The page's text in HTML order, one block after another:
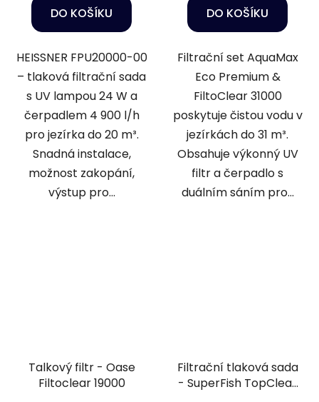
DO KOŠÍKU
HEISSNER FPU20000-00
– tlaková filtrační sada
s UV lampou 24 W a
čerpadlem 4 900 l/h
pro jezírka do 20 m³.
Snadná instalace,
možnost zakopání,
výstup pro...
DO KOŠÍKU
Filtrační set AquaMax
Eco Premium &
FiltoClear 31000
poskytuje čistou vodu v
jezírkách do 31 m³.
Obsahuje výkonný UV
filtr a čerpadlo s
duálním sáním pro...
Talkový filtr - Oase
Filtoclear 19000
Filtrační tlaková sada
- SuperFish TopClear